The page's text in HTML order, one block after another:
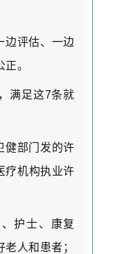
边评估、一边
。
满足这7条就
健部门发的许
疗机构执业许
护士、康复
人和患者；